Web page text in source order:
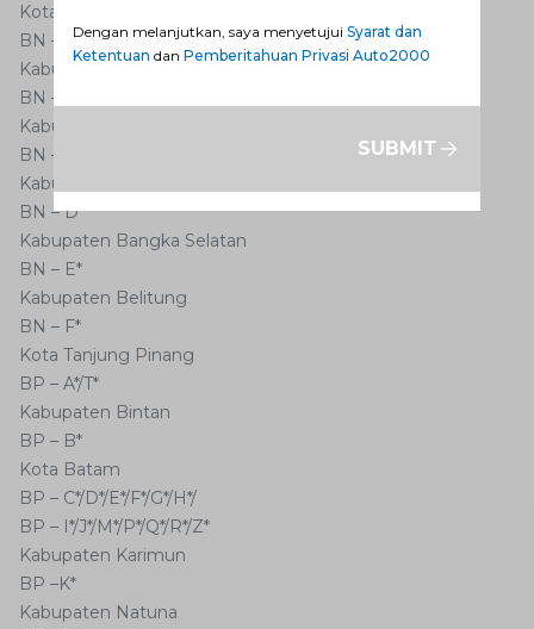
Kota Pangkal Pinang
BN – A*
Kabupaten Bangka
BN – B*
Kabupaten Bangka Tengah
BN – C*
Kabupaten Bangka Barat
BN – D*
Kabupaten Bangka Selatan
BN – E*
Kabupaten Belitung
BN – F*
Kota Tanjung Pinang
BP – A*/T*
Kabupaten Bintan
BP – B*
Kota Batam
BP – C*/D*/E*/F*/G*/H*/
BP – I*/J*/M*/P*/Q*/R*/Z*
Kabupaten Karimun
BP –K*
Kabupaten Natuna
Dengan melanjutkan, saya menyetujui Syarat dan
Ketentuan dan Pemberitahuan Privasi Auto2000
SUBMIT